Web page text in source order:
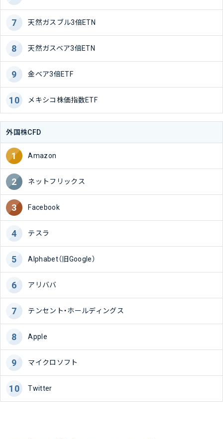
天然ガスブル3倍ETN
天然ガスベア3倍ETN
金ベア3倍ETF
メキシコ株価指数ETF
外国株CFD
Amazon
ネットフリックス
Facebook
テスラ
Alphabet（旧Google）
アリババ
テンセント・ホールディングス
Apple
マイクロソフト
Twitter